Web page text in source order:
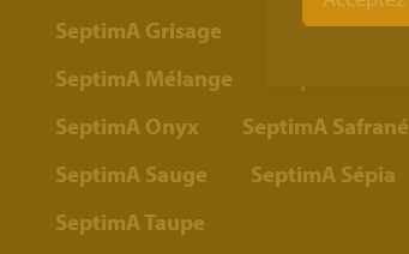
SeptimA Grisage
SeptimA Mélange
SeptimA Onyx
SeptimA Safrané
SeptimA Sauge
SeptimA Sépia
SeptimA Taupe